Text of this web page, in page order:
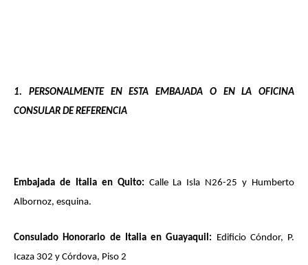
1. PERSONALMENTE EN ESTA EMBAJADA O ENLA OFICINA
CONSULAR DE REFERENCIA
Embajada de Italia en Quito: Calle La Isla N26-25 y Humberto
Albornoz, esquina.
Consulado Honorario de Italia en Guayaquil: Edificio Cóndor, P.
Icaza 302 y Córdova, Piso 2